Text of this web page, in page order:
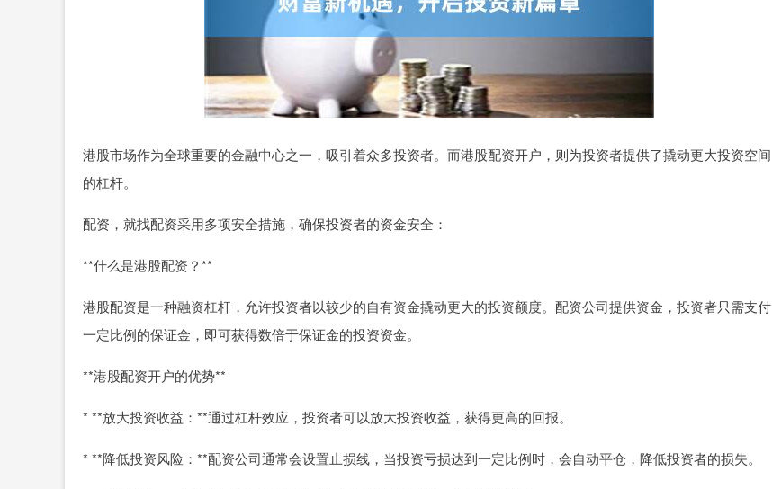
港股市场作为全球重要的金融中心之一，吸引着众多投资者。而港股配资开户，则为投资者提供了撬动更大投资空间
的杠杆。
配资，就找配资采用多项安全措施，确保投资者的资金安全：
**什么是港股配资？**
港股配资是一种融资杠杆，允许投资者以较少的自有资金撬动更大的投资额度。配资公司提供资金，投资者只需支付
一定比例的保证金，即可获得数倍于保证金的投资资金。
**港股配资开户的优势**
* **放大投资收益：**通过杠杆效应，投资者可以放大投资收益，获得更高的回报。
* **降低投资风险：**配资公司通常会设置止损线，当投资亏损达到一定比例时，会自动平仓，降低投资者的损失。